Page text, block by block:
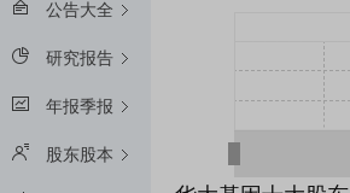
公告大全
研究报告
年报季报
股东股本